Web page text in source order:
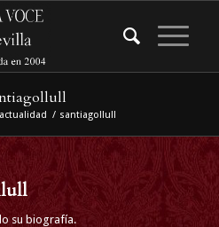
/ santiagollull
su biografía.